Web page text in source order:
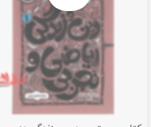
بود.